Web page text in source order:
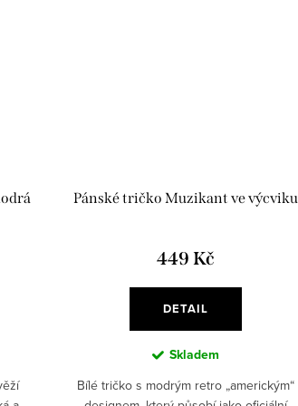
Pánské tričko Muzikant ve výcviku
449 Kč
DETAIL
Skladem
Bílé tričko s modrým retro „americkým“